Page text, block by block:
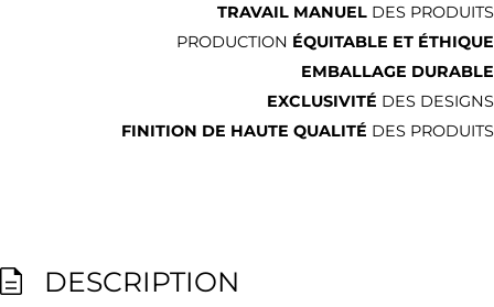
TRAVAIL MANUEL DES PRODUITS
PRODUCTION ÉQUITABLE ET ÉTHIQUE
EMBALLAGE DURABLE
EXCLUSIVITÉ DES DESIGNS
FINITION DE HAUTE QUALITÉ DES PRODUITS
DESCRIPTION